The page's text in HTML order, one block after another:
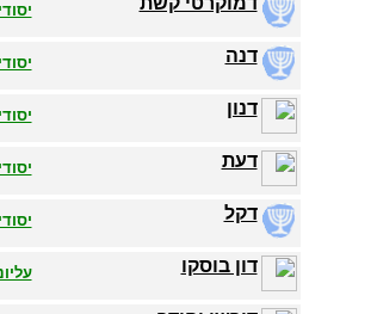
דנה
דנון
דעת
דקל
דון בוסקו